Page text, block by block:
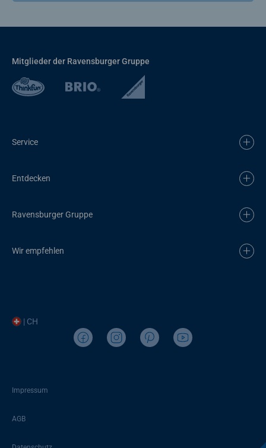
Mitglieder der Ravensburger Gruppe
Service
Entdecken
Ravensburger Gruppe
Wir empfehlen
| CH
Impressum
AGB